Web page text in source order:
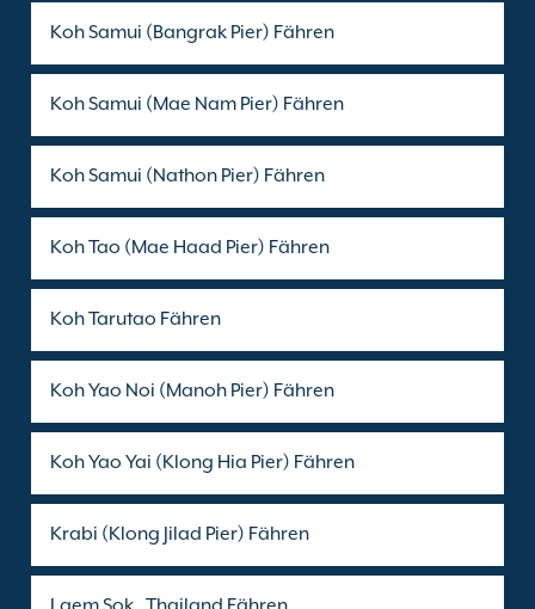
Koh Samui (Bangrak Pier) Fähren
Koh Samui (Mae Nam Pier) Fähren
Koh Samui (Nathon Pier) Fähren
Koh Tao (Mae Haad Pier) Fähren
Koh Tarutao Fähren
Koh Yao Noi (Manoh Pier) Fähren
Koh Yao Yai (Klong Hia Pier) Fähren
Krabi (Klong Jilad Pier) Fähren